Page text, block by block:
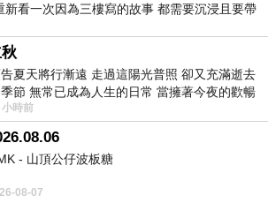
新看一次因為三樓寫的故事 都需要沉浸且要帶
夏天將行漸遠 走過這陽光普照 卻又充滿逝去
節 無常已成為人生的日常 當擁著今夜的歡暢
轉眼驟成昨日 而明晨 太陽
時前
- 山頂公仔波板糖
08-07